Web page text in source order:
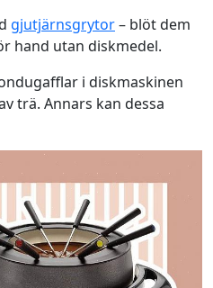
gjutjärnsgrytor– blöt dem
hand utan diskmedel.
i diskmaskinen
trä. Annars kan dessa